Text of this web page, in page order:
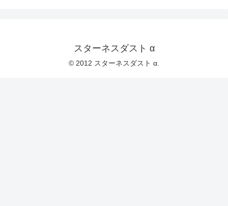
スターネスダスト α
© 2012 スターネスダスト α.